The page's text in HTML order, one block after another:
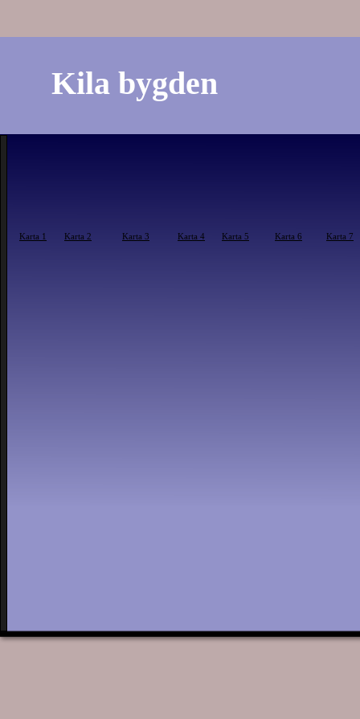
Kila bygden
Karta 1 Karta 3
Karta 2 Karta 4 Karta 5 Karta 6 Karta 7